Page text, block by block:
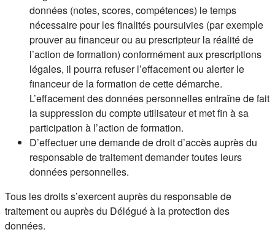
données (notes, scores, compétences) le temps
nécessaire pour les finalités poursuivies (par exemple
prouver au financeur ou au prescripteur la réalité de
l’action de formation) conformément aux prescriptions
légales, il pourra refuser l’effacement ou alerter le
financeur de la formation de cette démarche.
L’effacement des données personnelles entraîne de fait
la suppression du compte utilisateur et met fin à sa
participation à l’action de formation.
D’effectuer une demande de droit d’accès auprès du
responsable de traitement demander toutes leurs
données personnelles.
Tous les droits s’exercent auprès du responsable de
traitement ou auprès du Délégué à la protection des
données.